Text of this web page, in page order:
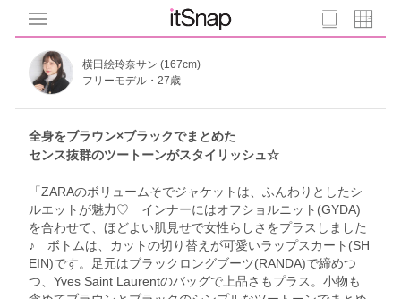
横田絵玲奈サン (167cm)
フリーモデル・27歳
全身をブラウン×ブラックでまとめた
センス抜群のツートーンがスタイリッシュ☆
「ZARAのボリュームそでジャケットは、ふんわりとしたシ
ルエットが魅力♡ インナーにはオフショルニット(GYDA)
を合わせて、ほどよい肌見せで女性らしさをプラスしました
♪ ボトムは、カットの切り替えが可愛いラップスカート(SH
EIN)です。足元はブラックロングブーツ(RANDA)で締めつ
つ、Yves Saint Laurentのバッグで上品さもプラス。小物も